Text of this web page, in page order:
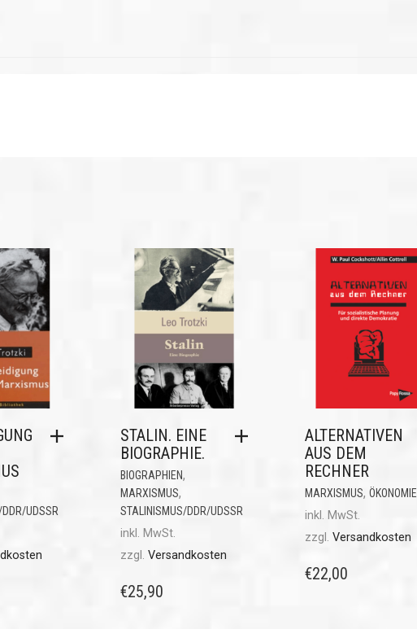
UDSSR
STALIN. EINE
BIOGRAPHIE.
BIOGRAPHIEN,
MARXISMUS,
STALINISMUS/DDR/UDSSR
inkl. MwSt.
zzgl. Versandkosten
€25,90
ALTERNATIVEN
AUS DEM
RECHNER
MARXISMUS, ÖKONOMIE
inkl. MwSt.
zzgl. Versandkosten
€22,00